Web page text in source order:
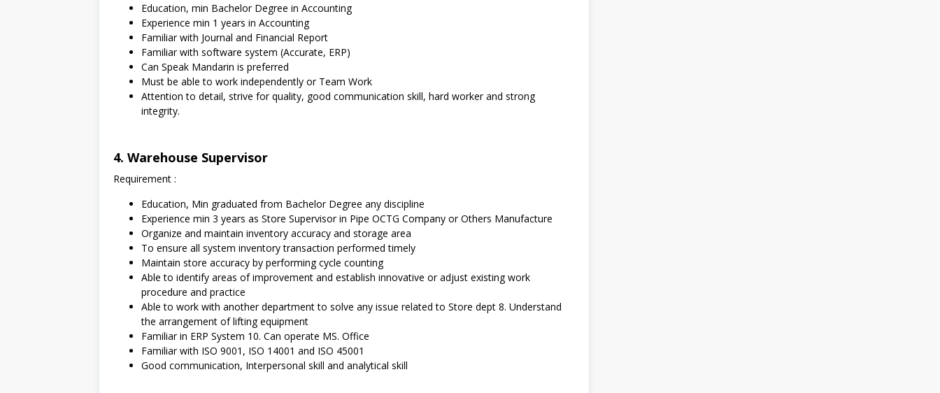
Education, min Bachelor Degree in Accounting
Experience min 1 years in Accounting
Familiar with Journal and Financial Report
Familiar with software system (Accurate, ERP)
Can Speak Mandarin is preferred
Must be able to work independently or Team Work
Attention to detail, strive for quality, good communication skill, hard worker and strong
integrity.
4. Warehouse Supervisor
Requirement :
Education, Min graduated from Bachelor Degree any discipline
Experience min 3 years as Store Supervisor in Pipe OCTG Company or Others Manufacture
Organize and maintain inventory accuracy and storage area
To ensure all system inventory transaction performed timely
Maintain store accuracy by performing cycle counting
Able to identify areas of improvement and establish innovative or adjust existing work
procedure and practice
Able to work with another department to solve any issue related to Store dept 8. Understand
the arrangement of lifting equipment
Familiar in ERP System 10. Can operate MS. Office
Familiar with ISO 9001, ISO 14001 and ISO 45001
Good communication, Interpersonal skill and analytical skill